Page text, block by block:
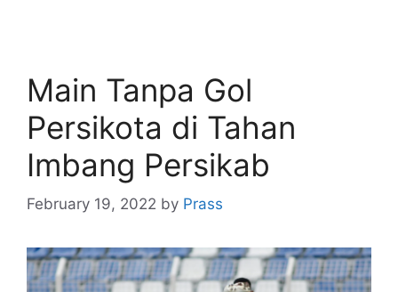
Main Tanpa Gol
Persikota di Tahan
Imbang Persikab
February 19, 2022 by Prass